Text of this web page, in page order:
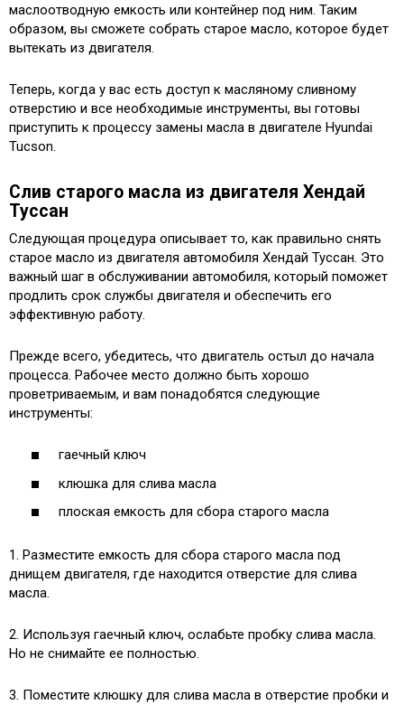
маслоотводную емкость или контейнер под ним. Таким
образом, вы сможете собрать старое масло, которое будет
вытекать из двигателя.
Теперь, когда у вас есть доступ к масляному сливному
отверстию и все необходимые инструменты, вы готовы
приступить к процессу замены масла в двигателе Hyundai
Tucson.
Слив старого масла из двигателя Хендай
Туссан
Следующая процедура описывает то, как правильно снять
старое масло из двигателя автомобиля Хендай Туссан. Это
важный шаг в обслуживании автомобиля, который поможет
продлить срок службы двигателя и обеспечить его
эффективную работу.
Прежде всего, убедитесь, что двигатель остыл до начала
процесса. Рабочее место должно быть хорошо
проветриваемым, и вам понадобятся следующие
инструменты:
гаечный ключ
клюшка для слива масла
плоская емкость для сбора старого масла
1. Разместите емкость для сбора старого масла под
днищем двигателя, где находится отверстие для слива
масла.
2. Используя гаечный ключ, ослабьте пробку слива масла.
Но не снимайте ее полностью.
3. Поместите клюшку для слива масла в отверстие пробки и